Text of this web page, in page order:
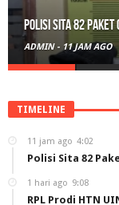
Polisi Sita 82 Paket
ADMIN - 11 JAM AGO
TIMELINE
11 jam ago 4:02
Polisi Sita 82
1 hari ago 9:08
RPL Prodi HTN